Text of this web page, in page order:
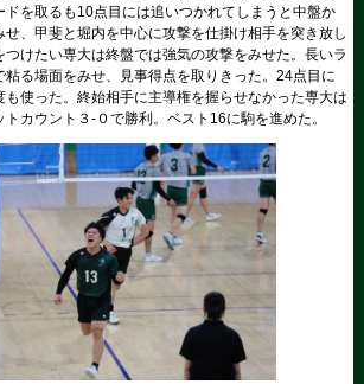
ドを取るも10点目には追いつかれてしまうと中盤か
せ、甲斐と堀内を中心に攻撃を仕掛け相手を突き放し
けたい専大は終盤では強気の攻撃をみせた。長いラ
粘る場面をみせ、見事得点を取りきった。24点目に
使った。終始相手に主導権を握らせなかった専大は
カウント３-０で勝利。ベスト16に駒を進めた。